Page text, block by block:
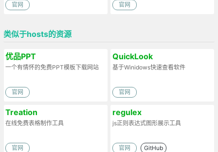
官网 官网
类似于hosts的资源
优品PPT
一个有情怀的免费PPT模板下载网站
官网
QuickLook
基于Winidows快速查看软件
官网
Treation
在线免费表格制作工具
官网
regulex
js正则表达式图形展示工具
官网 GitHub